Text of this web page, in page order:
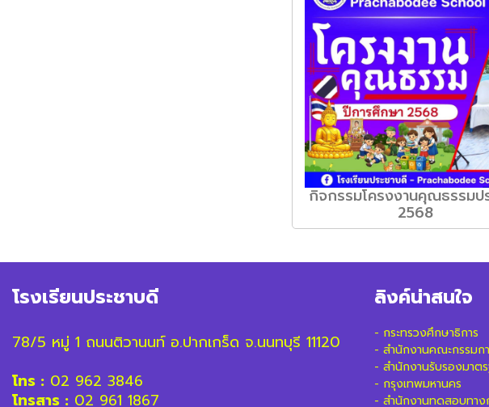
กิจกรรมโครงงานคุณธรรมป
2568
โรงเรียนประชาบดี
78/5 หมู่ 1 ถนนติวานนท์ อ.ปากเกร็ด จ.นนทบุรี 11120
โทร : 02 962 3846
โทรสาร : 02 961 1867
ลิงค์น่าสนใจ
- กระทรวงศึกษาธิการ
- สำนักงานคณะกรรมก
- สำนักงานรับรองมาต
- กรุงเทพมหานคร
- สำนักงานทดสอบทาง